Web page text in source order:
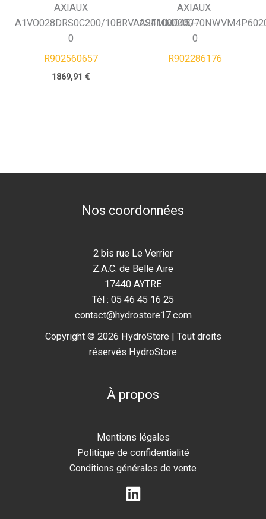
AXIAUX
A1VO028DRS0C200/10BRVA2S41000000-
0
R902560657
1869,91€
AXIAUX
A2FMM045/
0
R902286176
Nos coordonnées
2 bis rue Le Verrier
Z.A.C. de Belle Aire
17440 AYTRE
Tél : 05 46 45 16 25
contact@hydrostore17.com
Copyright © 2026 HydroStore | Tout droits
réservés HydroStore
À propos
Mentions légales
Politique de confidentialité
Conditions générales de vente